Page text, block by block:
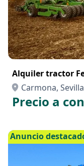
Alquiler tractor
Carmona, Sevilla
Precio a
Anuncio